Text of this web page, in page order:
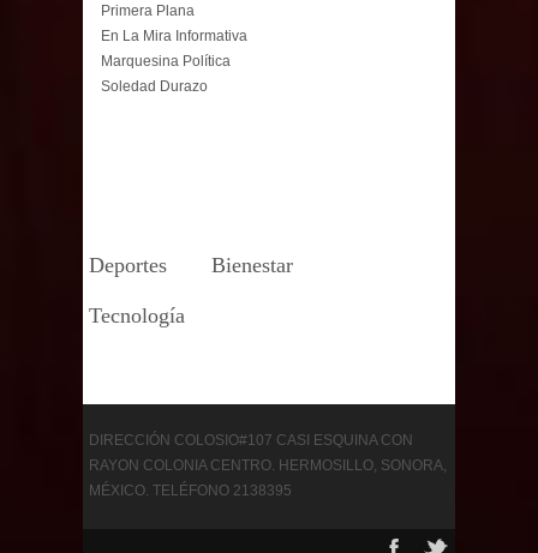
Primera Plana
En La Mira Informativa
Marquesina Política
Soledad Durazo
Deportes Bienestar
Tecnología
DIRECCIÓN COLOSIO#107 CASI ESQUINA CON
RAYON COLONIA CENTRO. HERMOSILLO, SONORA,
MÉXICO. TELÉFONO 2138395